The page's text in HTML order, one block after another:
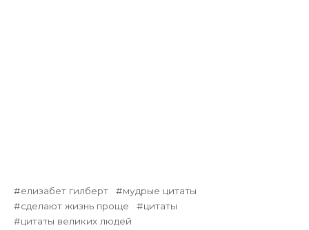
елизабет гилберт
мудрые цитаты
сделают жизнь проще
цитаты
цитаты великих людей